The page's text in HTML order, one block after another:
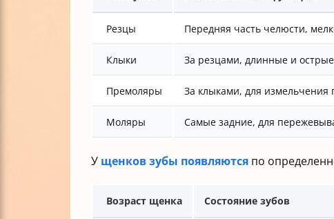
Резцы Передняя часть челюсти,
Клыки За резцами, длинные и
Премоляры За клыками, для
Моляры Самые задние, для
У щенков зубы появляются по
Возраст щенка Состояние зубов